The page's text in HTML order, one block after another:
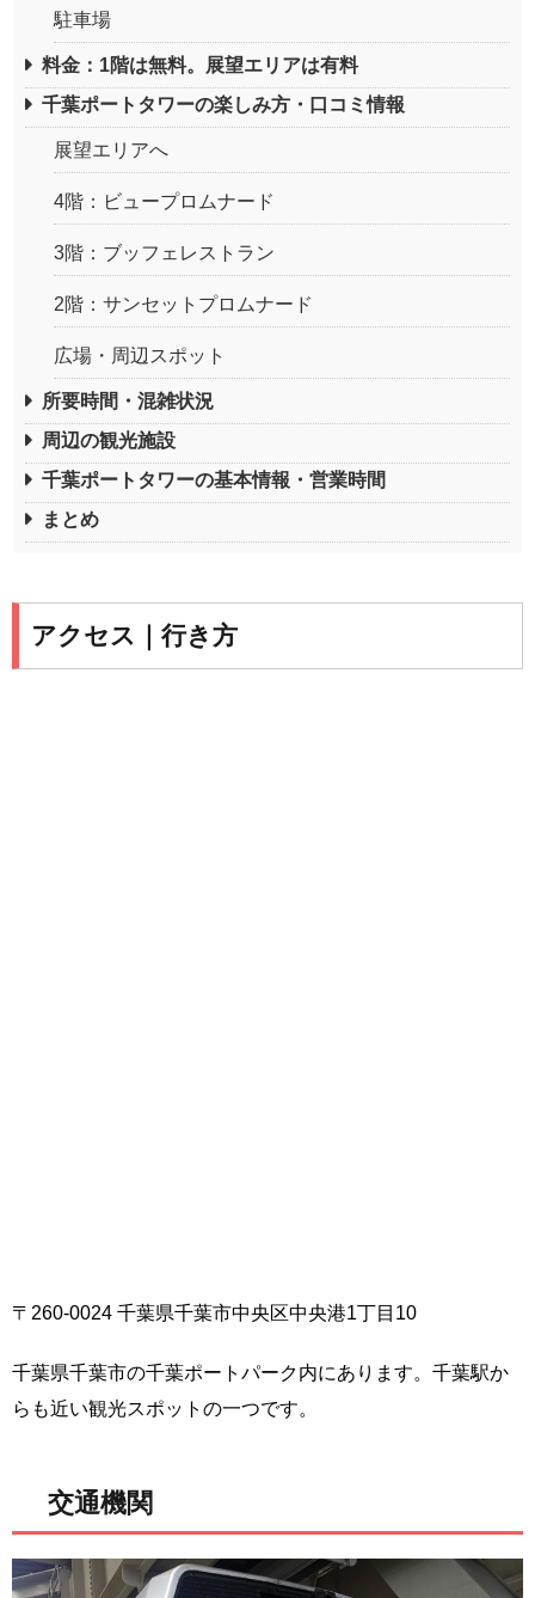
駐車場
料金：1階は無料。展望エリアは有料
千葉ポートタワーの楽しみ方・口コミ情報
展望エリアへ
4階：ビュープロムナード
3階：ブッフェレストラン
2階：サンセットプロムナード
広場・周辺スポット
所要時間・混雑状況
周辺の観光施設
千葉ポートタワーの基本情報・営業時間
まとめ
アクセス｜行き方
〒260-0024 千葉県千葉市中央区中央港1丁目10
千葉県千葉市の千葉ポートパーク内にあります。千葉駅か
らも近い観光スポットの一つです。
交通機関